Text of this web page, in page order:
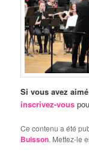
Si vous avez
inscrivez-vous
Ce contenu a été
Buisson. Mettez-le